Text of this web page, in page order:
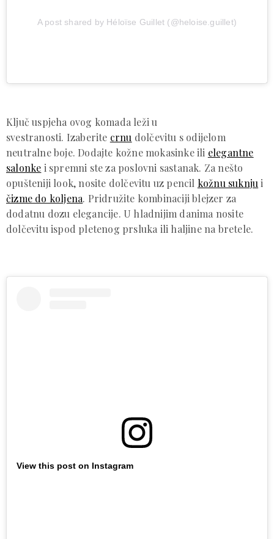
A post shared by Héloïse Guillet (@heloise.guillet)
Ključ uspjeha ovog komada leži u
svestranosti. Izaberite crnu dolčevitu s odijelom
neutralne boje. Dodajte kožne mokasinke ili elegantne
salonke i spremni ste za poslovni sastanak. Za nešto
opušteniji look, nosite dolčevitu uz pencil kožnu suknju i
čizme do koljena. Pridružite kombinaciji blejzer za
dodatnu dozu elegancije. U hladnijim danima nosite
dolčevitu ispod pletenog prsluka ili haljine na bretele.
View this post on Instagram